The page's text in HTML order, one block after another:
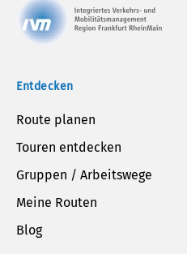
Entdecken
Route planen
Touren entdecken
Gruppen / Arbeitswege
Meine Routen
Blog